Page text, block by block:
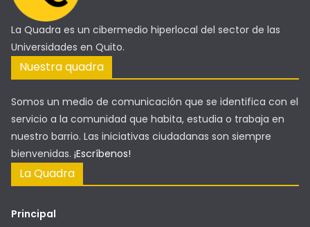
La Quadra es un cibermedio hiperlocal del sector de las
Universidades en Quito.
Nuestra quadra
Somos un medio de comunicación que se identifica con el
servicio a la comunidad que habita, estudia o trabaja en
nuestro barrio. Las iniciativas ciudadanas son siempre
bienvenidas. ¡Escríbenos!
La Quadra
Principal